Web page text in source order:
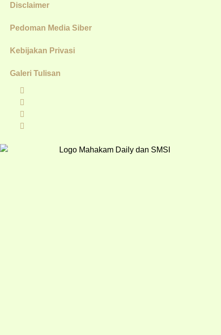
Disclaimer
Pedoman Media Siber
Kebijakan Privasi
Galeri Tulisan